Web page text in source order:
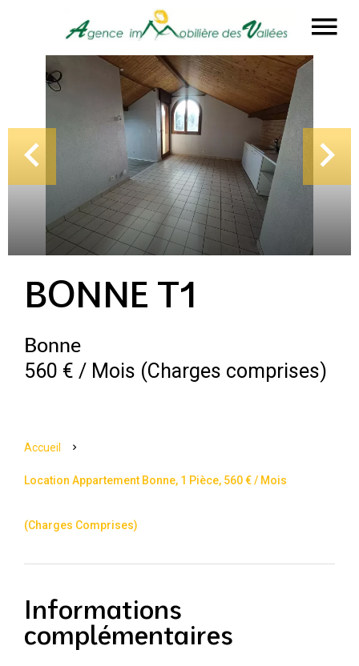
BONNE T1
Bonne
560 € / Mois (Charges comprises)
Accueil
Location Appartement Bonne, 1 Pièce, 560 € / Mois
(Charges Comprises)
Informations
complémentaires